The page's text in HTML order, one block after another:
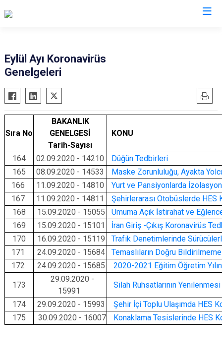
Eylül Ayı Koronavirüs
Genelgeleri
Sıra No
BAKANLIK
GENELGESİ
Tarih-Sayısı
KONU
164 02.09.2020 - 14210
Düğün Tedbirleri
165
08.09.2020 - 14533
Maske Zorunluluğu, Ayakta
166
11.09.2020 - 14810
Yurt ve Pansiyonlarda İzolasyon
167
11.09.2020 - 14811
Şehirlerarası Otobüslerde HES
168
15.09.2020 - 15055
Umuma Açık İstirahat ve
169
15.09.2020 - 15101
İran Giriş -Çıkış Koronavirüs
170
16.09.2020 - 15119
Trafik Denetimlerinde
171
24.09.2020 - 15684
Temaslıların Doğru
172
24.09.2020 - 15685 2020-2021 Eğitim Öğretim
173
29.09.2020 -
15991
Silah Ruhsatlarının
174 29.09.2020 - 15993
Şehir İçi Toplu Ulaşımda HES
175
30.09.2020 - 16007 Konaklama Tesislerinde HES